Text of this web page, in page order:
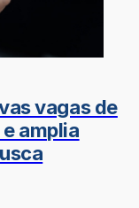
vagas de
amplia